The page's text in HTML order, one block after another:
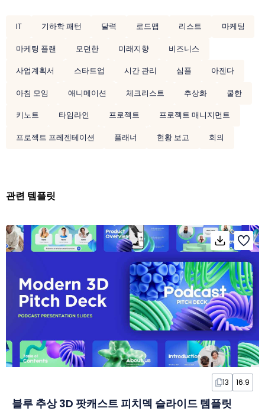
IT 기하학 패턴 달력 로드맵 리스트
마케팅
마케팅 플랜
모던한 미래지향
비즈니스
사업계획서
스타트업 시간 관리 심플
아젠다
아침 모임
애니메이션 체크리스트 추상화
쿨한
키노트
타임라인 프로젝트
프로젝트 매니지먼트
프로젝트 프레젠테이션
플래너 현황 보고 회의
관련 템플릿
13 16:9
블루 추상 3D 팟캐스트 피치덱 슬라이드 템플릿